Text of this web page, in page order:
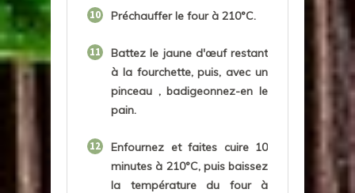
10 Préchauffer le four à 210°C.
11
Battez le jaune d'œuf restant
à la fourchette, puis, avec un
pinceau , badigeonnez-en le
pain.
12
Enfournez et faites cuire 10
minutes à 210°C, puis baissez
la température du four à